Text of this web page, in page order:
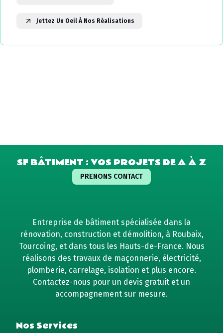
Jettez Un Oeil À Nos Réalisations
SF BÂTIMENT : VOS PROJETS DE A À Z
PRENONS CONTACT
Entreprise de bâtiment spécialisée dans la
rénovation, construction et démolition, à Roubaix,
Tourcoing, et dans tous les Hauts-de-France. Nous
réalisons des travaux de maçonnerie, électricité,
plomberie, carrelage, isolation et plus encore.
Contactez-nous pour un devis gratuit et un
accompagnement sur mesure.
Nos Services